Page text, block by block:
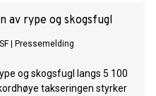
av rype og skogsfugl
| Pressemelding
og skogsfugl langs 5 100
takseringen styrker